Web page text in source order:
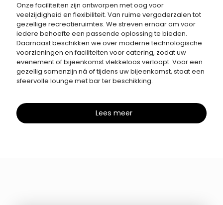
Onze faciliteiten zijn ontworpen met oog voor
veelzijdigheid en flexibiliteit. Van ruime vergaderzalen tot
gezellige recreatieruimtes. We streven ernaar om voor
iedere behoefte een passende oplossing te bieden.
Daarnaast beschikken we over moderne technologische
voorzieningen en faciliteiten voor catering, zodat uw
evenement of bijeenkomst vlekkeloos verloopt. Voor een
gezellig samenzijn ná of tijdens uw bijeenkomst, staat een
sfeervolle lounge met bar ter beschikking.
Lees meer